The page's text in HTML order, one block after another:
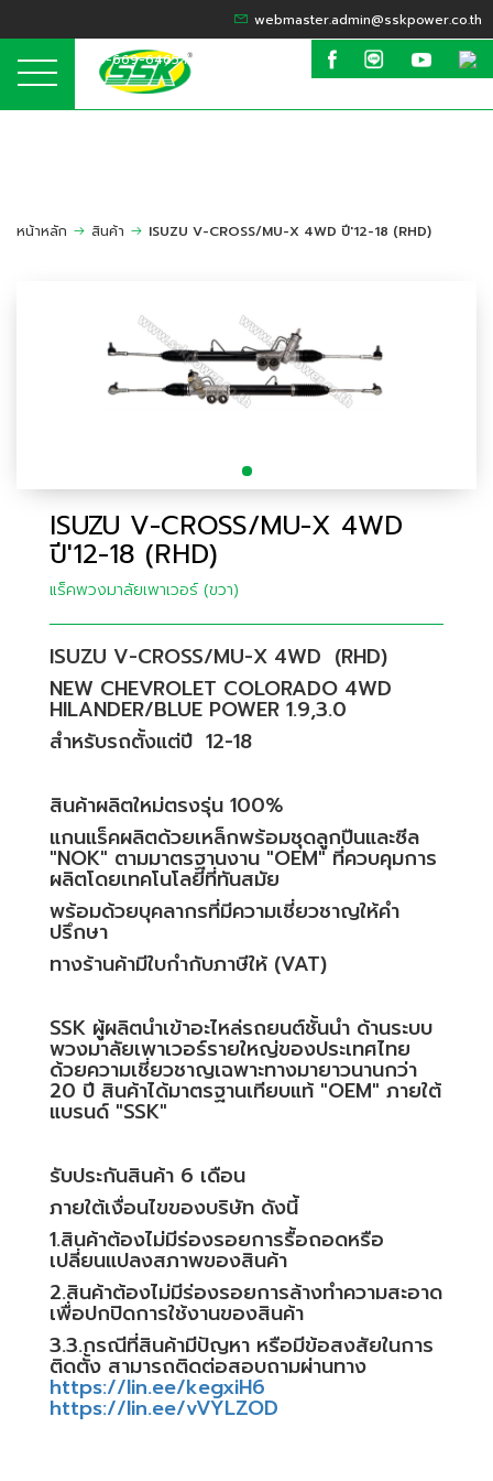
webmaster.admin@sskpower.co.th
095-669-6465 / 099-635-6424
หน้าหลัก สินค้า ISUZU V-CROSS/MU-X 4WD ปี'12-18 (RHD)
ISUZU V-CROSS/MU-X 4WD
ปี'12-18 (RHD)
แร็คพวงมาลัยเพาเวอร์ (ขวา)
ISUZU V-CROSS/MU-X 4WD (RHD)
NEW CHEVROLET COLORADO 4WD
HILANDER/BLUE POWER 1.9,3.0
สำหรับรถตั้งแต่ปี 12-18
สินค้าผลิตใหม่ตรงรุ่น 100%
แกนแร็คผลิตด้วยเหล็กพร้อมชุดลูกปืนและซีล
"NOK" ตามมาตรฐานงาน "OEM" ที่ควบคุมการ
ผลิตโดยเทคโนโลยีที่ทันสมัย
พร้อมด้วยบุคลากรที่มีความเชี่ยวชาญให้คำ
ปรึกษา
ทางร้านค้ามีใบกำกับภาษีให้ (VAT)
SSK ผู้ผลิตนำเข้าอะไหล่รถยนต์ชั้นนำ ด้านระบบ
พวงมาลัยเพาเวอร์รายใหญ่ของประเทศไทย
ด้วยความเชี่ยวชาญเฉพาะทางมายาวนานกว่า
20 ปี สินค้าได้มาตรฐานเทียบแท้ "OEM" ภายใต้
แบรนด์ "SSK"
รับประกันสินค้า 6 เดือน
ภายใต้เงื่อนไขของบริษัท ดังนี้
1.สินค้าต้องไม่มีร่องรอยการรื้อถอดหรือ
เปลี่ยนแปลงสภาพของสินค้า
2.สินค้าต้องไม่มีร่องรอยการล้างทำความสะอาด
เพื่อปกปิดการใช้งานของสินค้า
3.3.กรณีที่สินค้ามีปัญหา หรือมีข้อสงสัยในการ
ติดตั้ง สามารถติดต่อสอบถามผ่านทาง
https://lin.ee/kegxiH6
https://lin.ee/vVYLZOD